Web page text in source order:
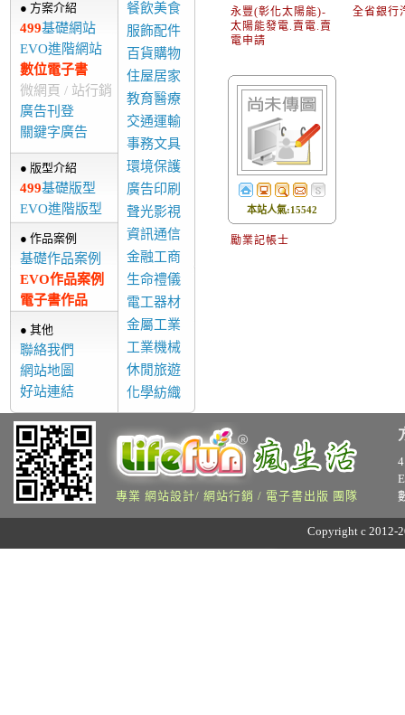
● 方案介紹
499基礎網站
EVO進階網站
數位電子書
微網頁 / 站行銷
廣告刊登
關鍵字廣告
餐飲美食
服飾配件
百貨購物
住屋居家
教育醫療
交通運輸
事務文具
環境保護
廣告印刷
聲光影視
資訊通信
金融工商
生命禮儀
電工器材
金屬工業
工業機械
休閒旅遊
化學紡織
● 版型介紹
499基礎版型
EVO進階版型
● 作品案例
基礎作品案例
EVO作品案例
電子書作品
● 其他
聯絡我們
網站地圖
好站連結
永豐(彰化太陽能)-
太陽能發電.賣電.賣
電申請
全省銀行
本站人氣:15542
勵業記帳士
專業 網站設計/ 網站行銷 / 電子書出版 團隊
Copyright c 2012-